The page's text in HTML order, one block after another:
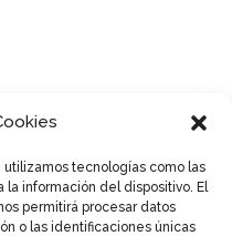
tecnologías como las
información del dispositivo. El
permitirá procesar datos
o las identificaciones únicas